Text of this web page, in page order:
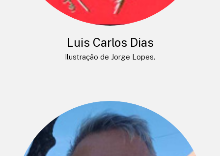
Luis Carlos Dias
Ilustração de Jorge Lopes.